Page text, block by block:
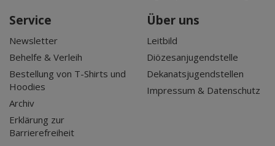
Service
Newsletter
Behelfe & Verleih
Bestellung von T-Shirts und
Hoodies
Archiv
Erklärung zur
Barrierefreiheit
Über uns
Leitbild
Diözesanjugendstelle
Dekanatsjugendstellen
Impressum & Datenschutz